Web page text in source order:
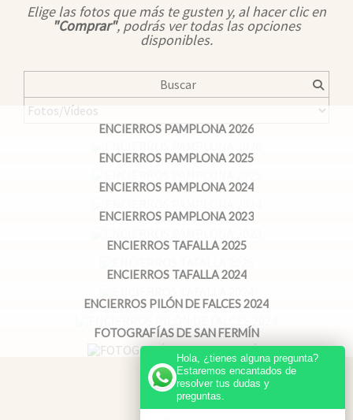
Elige las fotos que más te gusten y, al hacer clic en
"Comprar", podrás ver todas las opciones
disponibles.
ENCIERROS PAMPLONA 2026
ENCIERROS PAMPLONA 2025
ENCIERROS PAMPLONA 2024
ENCIERROS PAMPLONA 2023
ENCIERROS TAFALLA 2025
ENCIERROS TAFALLA 2024
ENCIERROS PILÓN DE FALCES 2024
FOTOGRAFÍAS DE SAN FERMÍN
Hola, ¿tienes alguna pregunta?
Estaremos encantados de
resolver tus dudas y
preguntas.